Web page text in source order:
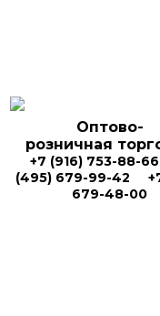
Оптово-
розничная
+7 (916) 753-88-66
(495) 679-99-42
679-48-00